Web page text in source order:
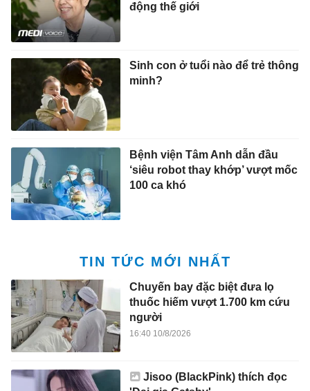
động thế giới
Sinh con ở tuổi nào để trẻ thông
minh?
Bệnh viện Tâm Anh dẫn đầu
‘siêu robot thay khớp’ vượt mốc
100 ca khó
TIN TỨC MỚI NHẤT
Chuyến bay đặc biệt đưa lọ
thuốc hiếm vượt 1.700 km cứu
người
16:40 10/8/2026
Jisoo (BlackPink) thích đọc